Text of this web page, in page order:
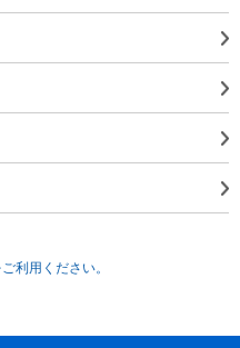
利用ください。